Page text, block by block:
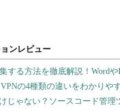
する方法を徹底解説！Word
VPNの4種類の違いをわかり
じゃない？ソースコード管理